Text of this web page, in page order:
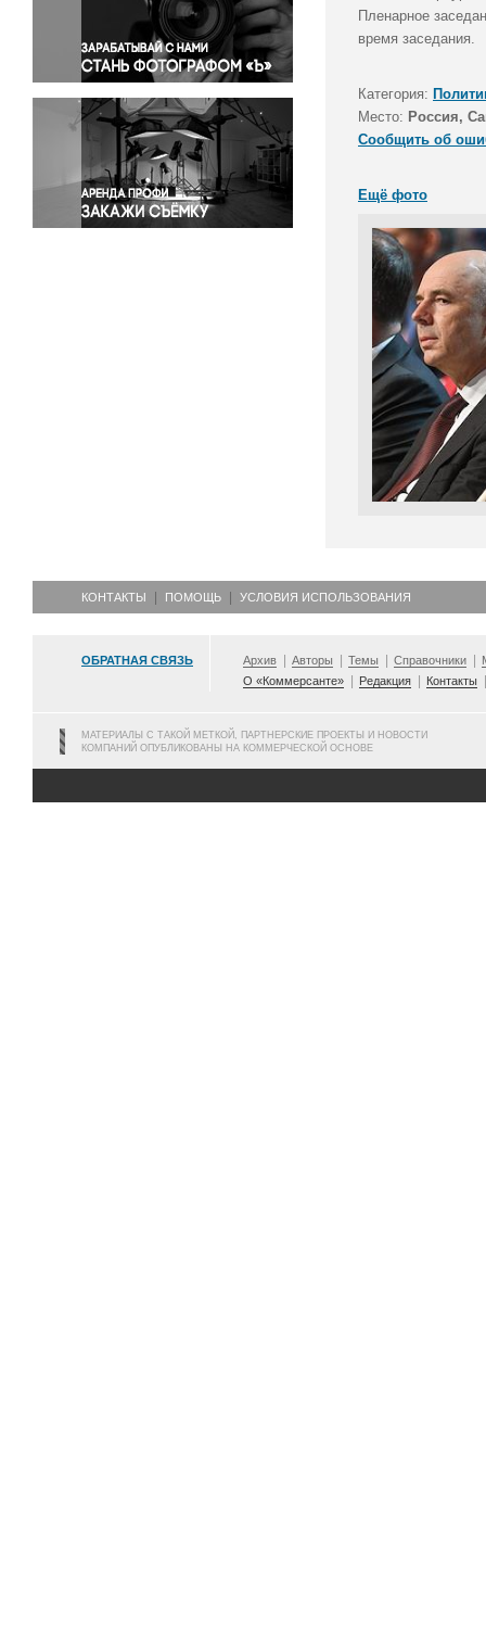
Правосудие
Происшествия и конфликты
Религия
Светская жизнь
Спорт
Экология
Экономика и бизнес
Пленарное
время заседания.
Категория:
Место: Россия,
Сообщить об
Ещё фото
КОНТАКТЫ ПОМОЩЬ УСЛОВИЯ ИСПОЛЬЗОВАНИЯ
ОБРАТНАЯ СВЯЗЬ Архив Авторы Темы Справочники
О «Коммерсанте»
Редакция Контакты
МАТЕРИАЛЫ С ТАКОЙ МЕТКОЙ, ПАРТНЕРСКИЕ ПРОЕКТЫ И НОВОСТИ
КОМПАНИЙ ОПУБЛИКОВАНЫ НА КОММЕРЧЕСКОЙ ОСНОВЕ